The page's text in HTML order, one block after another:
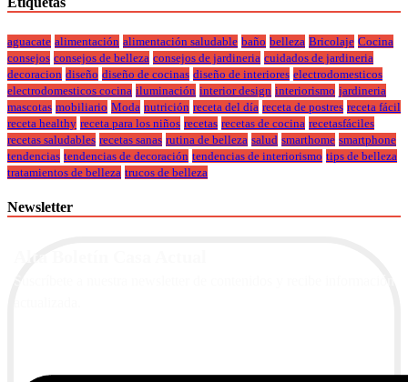
aguacate alimentación alimentación saludable baño belleza Bricolaje Cocina
consejos consejos de belleza consejos de jardineria cuidados de jardineria
decoracion diseño diseño de cocinas diseño de interiores electrodomesticos
electrodomesticos cocina iluminación interior design interiorismo jardineria
mascotas mobiliario Moda nutrición receta del día receta de postres receta fácil
receta healthy receta para los niños recetas recetas de cocina recetasfáciles
recetas saludables recetas sanas rutina de belleza salud smarthome smartphone
tendencias tendencias de decoración tendencias de interiorismo tips de belleza
tratamientos de belleza trucos de belleza
Newsletter